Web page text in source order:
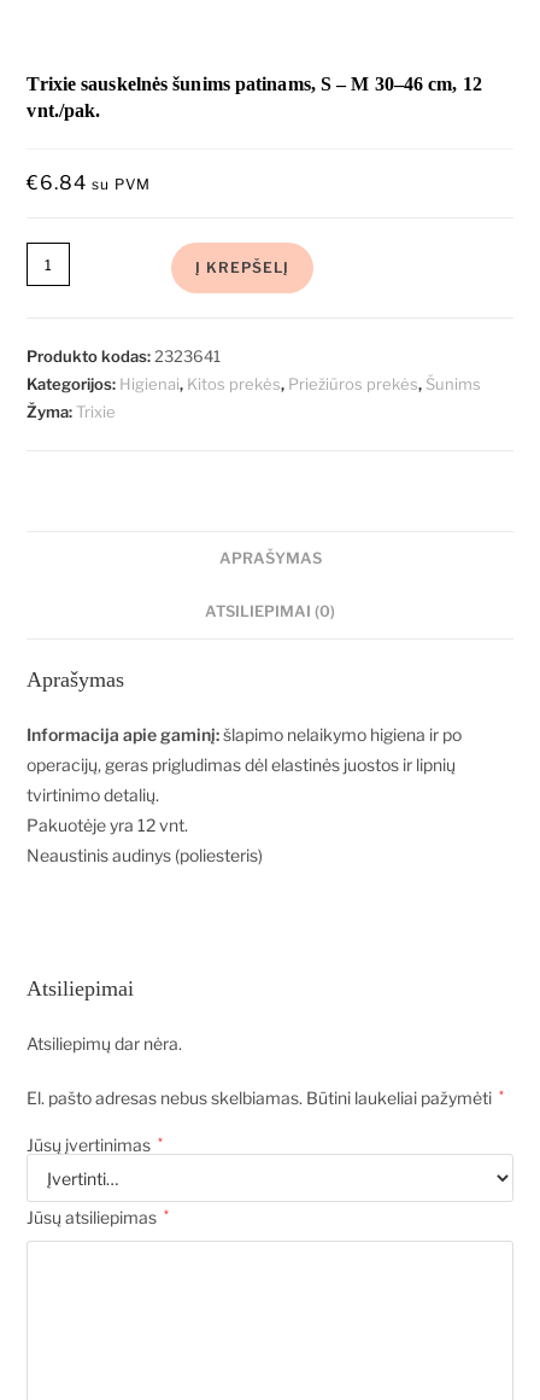
Trixie sauskelnės šunims patinams, S – M 30–46 cm, 12
vnt./pak.
€6.84 su PVM
Į KREPŠELĮ
Produkto kodas: 2323641
Kategorijos: Higienai, Kitos prekės, Priežiūros prekės, Šunims
Žyma:Trixie
APRAŠYMAS
ATSILIEPIMAI (0)
Aprašymas
Informacija apie gaminį:šlapimo nelaikymo higiena ir po
operacijų, geras prigludimas dėl elastinės juostos ir lipnių
tvirtinimo detalių.
Pakuotėje yra 12 vnt.
Neaustinis audinys (poliesteris)
Atsiliepimai
Atsiliepimų dar nėra.
El. pašto adresas nebus skelbiamas. Būtini laukeliai pažymėti *
Jūsų įvertinimas *
Jūsų atsiliepimas *